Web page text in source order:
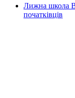
Лижна школа
початківців